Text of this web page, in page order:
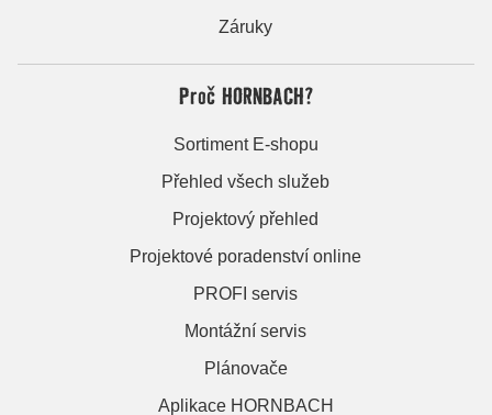
Záruky
Proč HORNBACH?
Sortiment E-shopu
Přehled všech služeb
Projektový přehled
Projektové poradenství online
PROFI servis
Montážní servis
Plánovače
Aplikace HORNBACH